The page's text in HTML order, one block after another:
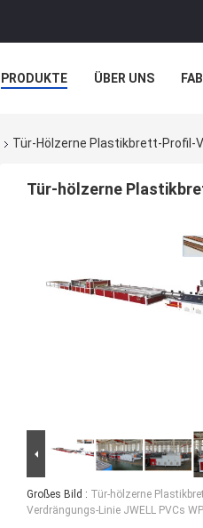
PRODUKTE ÜBER UNS
Tür-Hölzerne Plastikbrett-Profil-
Tür-hölzerne
Großes Bild : Tür-hölzerne
Verdrängungs-Linie JWELL PVCs